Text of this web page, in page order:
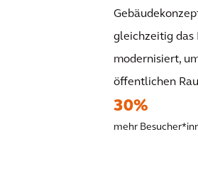
gleichzeitig das
modernisiert,
öffentlichen
30%
mehr